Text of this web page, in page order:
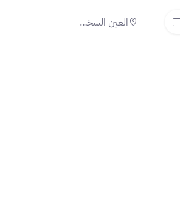
العين السخنة